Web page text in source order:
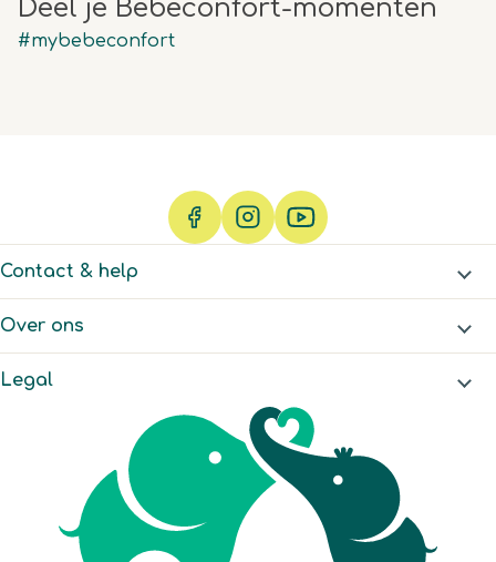
Deel je Bebeconfort-momenten
#mybebeconfort
Contact & help
Over ons
Legal